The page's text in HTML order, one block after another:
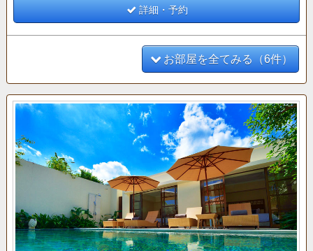
○ティータイム（14:00～16:00）
○アペリティフタイム（17:00～19:00）
詳細・予約
お部屋を全てみる（6件）